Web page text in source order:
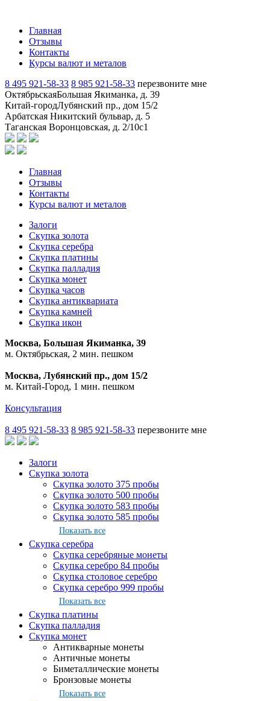
Главная
Отзывы
Контакты
Курсы валют и металов
8 495 921-58-33 8 985 921-58-33 перезвоните мне
ОктябрьскаяБольшая Якиманка, д. 39
Китай-городЛубянский пр., дом 15/2
Арбатская Никитский бульвар, д. 5
Таганская Воронцовская, д. 2/10с1
Главная
Отзывы
Контакты
Курсы валют и металов
Залоги
Скупка золота
Скупка серебра
Скупка платины
Скупка палладия
Скупка монет
Скупка часов
Скупка антиквариата
Скупка камней
Скупка икон
Москва, Большая Якиманка, 39
м. Октябрьская, 2 мин. пешком
Москва, Лубянский пр., дом 15/2
м. Китай-Город, 1 мин. пешком
Консультация
8 495 921-58-33 8 985 921-58-33 перезвоните мне
Залоги
Скупка золота
Скупка золото 375 пробы
Скупка золото 500 пробы
Скупка золото 583 пробы
Скупка золото 585 пробы
Показать все
Скупка серебра
Скупка серебряные монеты
Скупка серебро 84 пробы
Скупка столовое серебро
Скупка серебро 999 пробы
Показать все
Скупка платины
Скупка палладия
Скупка монет
Антикварные монеты
Античные монеты
Биметаллические монеты
Бронзовые монеты
Показать все